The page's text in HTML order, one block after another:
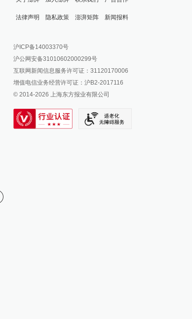
法律声明 隐私政策 澎湃矩阵
澎湃新闻公众号
澎湃新闻抖音号
派生万物开放平台
IP SHANGHAI
SIXTH TONE
新闻报料
报料邮箱: news@thepaper.cn
沪ICP备14003370号
沪公网安备31010602000299号
互联网新闻信息服务许可证：31120170006
增值电信业务经营许可证：沪B2-2017116
© 2014-2026 上海东方报业有限公司